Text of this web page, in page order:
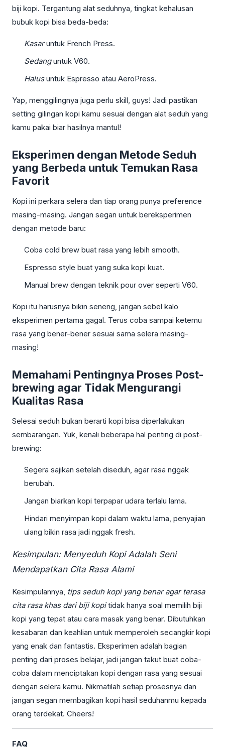
biji kopi. Tergantung alat seduhnya, tingkat kehalusan
bubuk kopi bisa beda-beda:
Kasaruntuk French Press.
Sedanguntuk V60.
Halusuntuk Espresso atau AeroPress.
Yap, menggilingnya juga perlu skill, guys! Jadi pastikan
setting gilingan kopi kamu sesuai dengan alat seduh yang
kamu pakai biar hasilnya mantul!
Eksperimen dengan Metode Seduh
yang Berbeda untuk Temukan Rasa
Favorit
Kopi ini perkara selera dan tiap orang punya preference
masing-masing. Jangan segan untuk bereksperimen
dengan metode baru:
Coba cold brew buat rasa yang lebih smooth.
Espresso style buat yang suka kopi kuat.
Manual brew dengan teknik pour over seperti V60.
Kopi itu harusnya bikin seneng, jangan sebel kalo
eksperimen pertama gagal. Terus coba sampai ketemu
rasa yang bener-bener sesuai sama selera masing-
masing!
Memahami Pentingnya Proses Post-
brewing agar Tidak Mengurangi
Kualitas Rasa
Selesai seduh bukan berarti kopi bisa diperlakukan
sembarangan. Yuk, kenali beberapa hal penting di post-
brewing:
Segera sajikan setelah diseduh, agar rasa nggak
berubah.
Jangan biarkan kopi terpapar udara terlalu lama.
Hindari menyimpan kopi dalam waktu lama, penyajian
ulang bikin rasa jadi nggak fresh.
Kesimpulan: Menyeduh Kopi Adalah Seni
Mendapatkan Cita Rasa Alami
Kesimpulannya, tips seduh kopi yang benar agar terasa
cita rasa khas dari biji kopitidak hanya soal memilih biji
kopi yang tepat atau cara masak yang benar. Dibutuhkan
kesabaran dan keahlian untuk memperoleh secangkir kopi
yang enak dan fantastis. Eksperimen adalah bagian
penting dari proses belajar, jadi jangan takut buat coba-
coba dalam menciptakan kopi dengan rasa yang sesuai
dengan selera kamu. Nikmatilah setiap prosesnya dan
jangan segan membagikan kopi hasil seduhanmu kepada
orang terdekat. Cheers!
FAQ